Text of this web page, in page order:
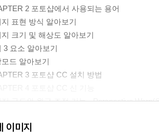
2 포토샵에서 사용되는 용어
지 표현 방식 알아보기
지 크기 및 해상도 알아보기
3 요소 알아보기
드 알아보기
3 포토샵 CC 설치 방법
구도와 원근 조정 기능 - Perspective Warp(
를 이미지 파일로 분할, 저장 기능 -
이미지